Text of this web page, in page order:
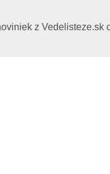
z Vedelisteze.sk